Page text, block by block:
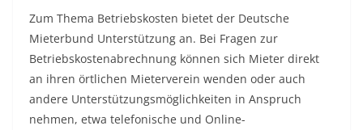
Zum Thema Betriebskosten bietet der Deutsche
Mieterbund Unterstützung an. Bei Fragen zur
Betriebskostenabrechnung können sich Mieter direkt
an ihren örtlichen Mieterverein wenden oder auch
andere Unterstützungsmöglichkeiten in Anspruch
nehmen, etwa telefonische und Online-